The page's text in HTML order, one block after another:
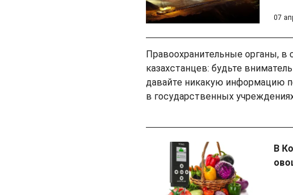
07
Правоохранительные органы,
казахстанцев: будьте
давайте никакую информацию
в государственных
В